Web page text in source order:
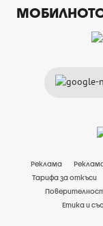
МОБИЛНОТО
Реклама
Тарифа за откъси
Етика и